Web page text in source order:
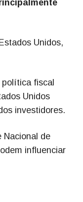
Unidos,
política fiscal
Unidos
investidores.
Nacional de
influenciar